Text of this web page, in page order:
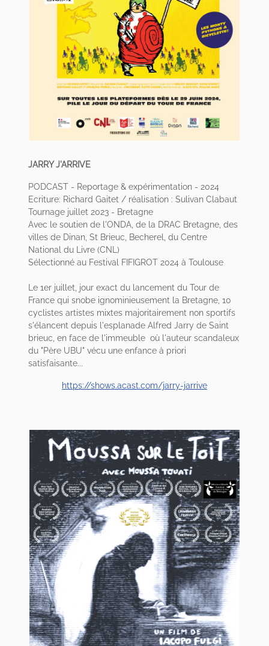
JARRY J'ARRIVE
PODCAST - Reportage & expérimentation - 2024
Ecriture: Richard Gaitet / réalisation : Sulivan Clabaut
Tournage juillet 2023 - Bretagne
Avec le soutien de l'ONDA, de la DRAC Bretagne, des
villes de Dinan, St Brieuc, Becherel, du Centre
National du Livre (CNL)
Sélectionné au Festival FIFIGROT 2024 à Toulouse
Le 1er juillet, jour exact du lancement du Tour de
France qui snobe ignominieusement la Bretagne, 10
cyclistes artistes mixtes majoritairement non sportifs
s'élancent depuis l'esplanade Alfred Jarry de Saint
brieuc, en face de l'immeuble où l'auteur scandaleux
du "Père UBU" vécu une enfance à priori
satisfaisante...
https://shows.acast.com/jarry-jarrive